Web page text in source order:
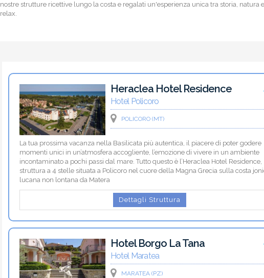
nostre strutture ricettive lungo la costa e regalati un'esperienza unica tra storia, natura e
relax.
Heraclea Hotel Residence
Hotel Policoro
POLICORO (MT)
La tua prossima vacanza nella Basilicata più autentica, il piacere di poter godere
momenti unici in un’atmosfera accogliente, l’emozione di vivere in un ambiente
incontaminato a pochi passi dal mare. Tutto questo è l’Heraclea Hotel Residence,
struttura a 4 stelle situata a Policoro nel cuore della Magna Grecia sulla costa
lucana non lontana da Matera
Dettagli Struttura
Hotel Borgo La Tana
Hotel Maratea
MARATEA (PZ)